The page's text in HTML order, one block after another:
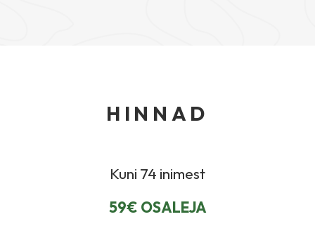
HINNAD
Kuni 74 inimest
59€ OSALEJA